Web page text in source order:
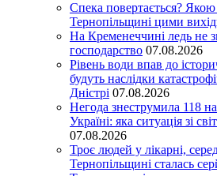
Спека повертається?
Тернопільщині цими
На Кременеччині ледь не
господарство 07.08.2026
Рівень води впав до
будуть наслідки
Дністрі 07.08.2026
Негода знеструмила 118
Україні: яка ситуація зі
07.08.2026
Троє людей у лікарні,
Тернопільщині сталась